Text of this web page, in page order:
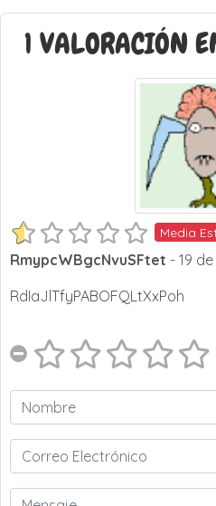
1 VALORACIÓN
Media
RmypcWBgcNvuSFtet - 19
RdIaJlTfyPABOFQLtXxPoh